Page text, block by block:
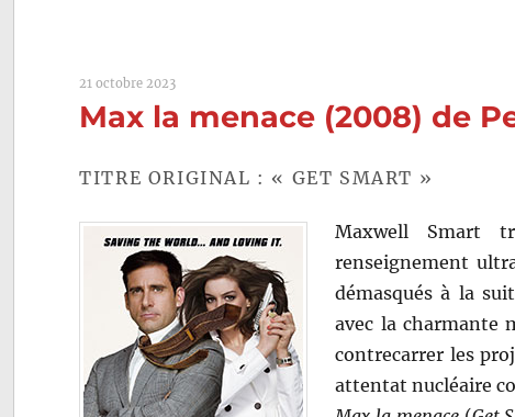
21 octobre 2023
Max la menace (2008) de
TITRE ORIGINAL : « GET SMART »
Maxwell Smart
renseignement
démasqués à la
avec la charmante
contrecarrer les
attentat nucléaire